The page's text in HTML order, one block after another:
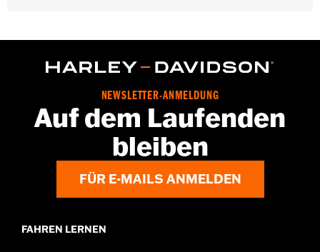
NEWSLETTER-ANMELDUNG
Auf dem Laufenden
bleiben
FÜR E-MAILS ANMELDEN
FAHREN LERNEN